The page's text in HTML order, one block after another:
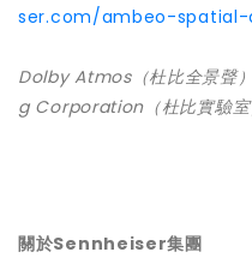
ser.com/ambeo-spatial-
Dolby Atmos（杜比全景
g Corporation（杜比實驗室
關於Sennheiser集團